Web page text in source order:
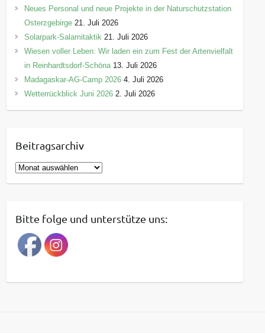
Neues Personal und neue Projekte in der Naturschutzstation
Osterzgebirge 21. Juli 2026
Solarpark-Salamitaktik 21. Juli 2026
Wiesen voller Leben: Wir laden ein zum Fest der Artenvielfalt
in Reinhardtsdorf-Schöna 13. Juli 2026
Madagaskar-AG-Camp 2026 4. Juli 2026
Wetterrückblick Juni 2026 2. Juli 2026
Beitragsarchiv
B
e
r
a
g
a
Bitte folge und unterstütze uns: